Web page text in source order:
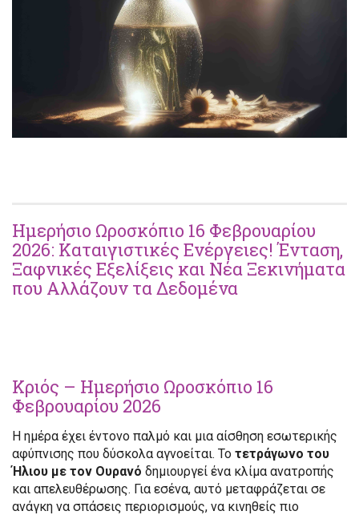
Ημερήσιο Ωροσκόπιο 16 Φεβρουαρίου
2026: Καταιγιστικές Ενέργειες! Ένταση,
Ξαφνικές Εξελίξεις και Νέα Ξεκινήματα
που Αλλάζουν τα Δεδομένα
Κριός – Ημερήσιο Ωροσκόπιο 16
Φεβρουαρίου 2026
Η ημέρα έχει έντονο παλμό και μια αίσθηση εσωτερικής
αφύπνισης που δύσκολα αγνοείται. Το τετράγωνο του
Ήλιου με τον Ουρανό δημιουργεί ένα κλίμα ανατροπής
και απελευθέρωσης. Για εσένα, αυτό μεταφράζεται σε
ανάγκη να σπάσεις περιορισμούς, να κινηθείς πιο